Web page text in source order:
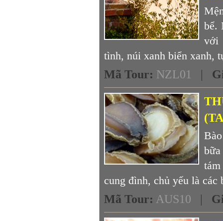
bể.
với
tình, núi xanh biển xanh,
Mã Tour: NZL01 |
cung đình, chủ yếu là các
Mã Tour: AUS10 |